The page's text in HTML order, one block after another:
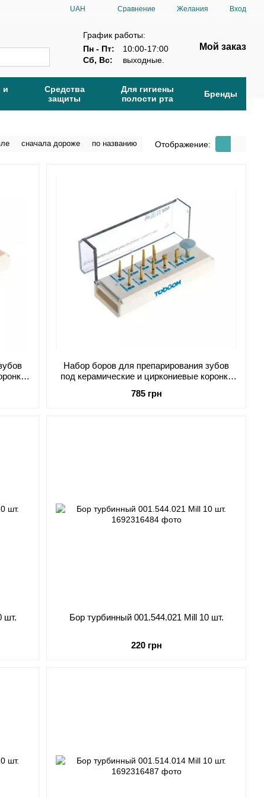
UAH Сравнение Желания Вход
График работы:
Пн - Пт:
10:00-17:00
Сб, Вс:
выходные.
Мой заказ
и
Средства
защиты
Для гигиены
полости рта
Бренды
сначала дороже по названию Отображение:
Набор боров для препарирования зубов
под керамические и циркониевые коронки
785 грн
шт. Бор турбинный 001.544.021 Mill 10 шт.
220 грн